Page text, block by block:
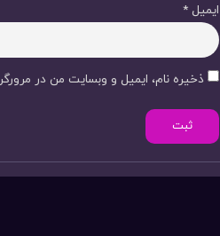
ایمیل *
ذخیره نام، ایمیل و وبسایت من در